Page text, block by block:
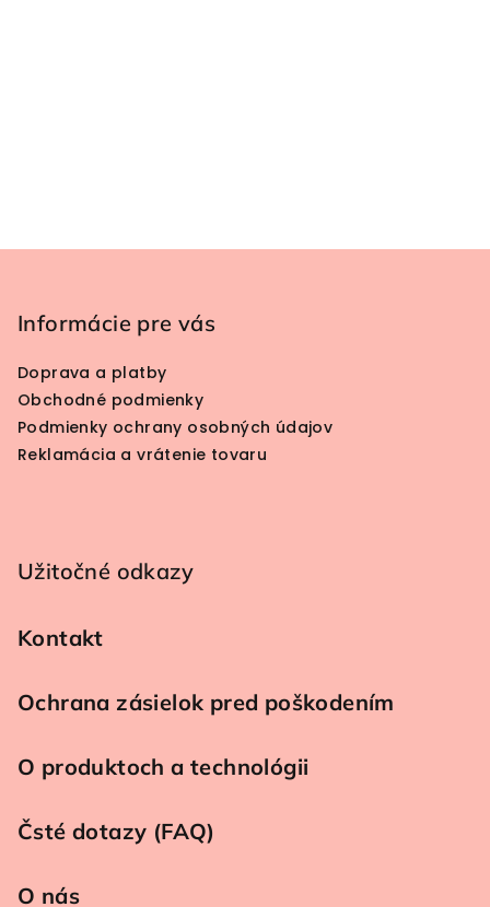
Informácie pre vás
Doprava a platby
Obchodné podmienky
Podmienky ochrany osobných údajov
Reklamácia a vrátenie tovaru
Užitočné odkazy
Kontakt
Ochrana zásielok pred poškodením
O produktoch a technológii
Čsté dotazy (FAQ)
O nás